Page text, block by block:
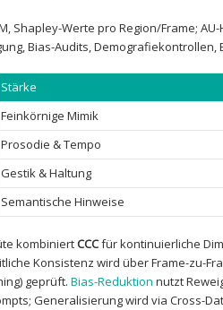
Shapley-Werte pro Region/Frame;
Bias-Audits, Demografiekontrollen,
Stärke
Feinkörnige Mimik
Prosodie & Tempo
Gestik & Haltung
Semantische Hinweise
kombiniertCCCfür kontinuierliche
Konsistenz wird über Frame-zu-
geprüft.⁣ Bias-Reduktion nutzt
⁤Generalisierung wird​ via Cross-